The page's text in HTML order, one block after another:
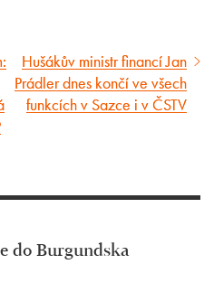
Následující
článek
Hušákův ministr financí Jan
Prádler dnes končí ve všech
funkcích v Sazce i v ČSTV
do Burgundska